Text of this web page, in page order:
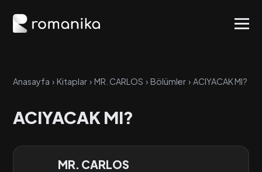
Anasayfa › Kitaplar › MR. CARLOS › Bölümler › ACIYACAK MI?
ACIYACAK MI?
MR. CARLOS